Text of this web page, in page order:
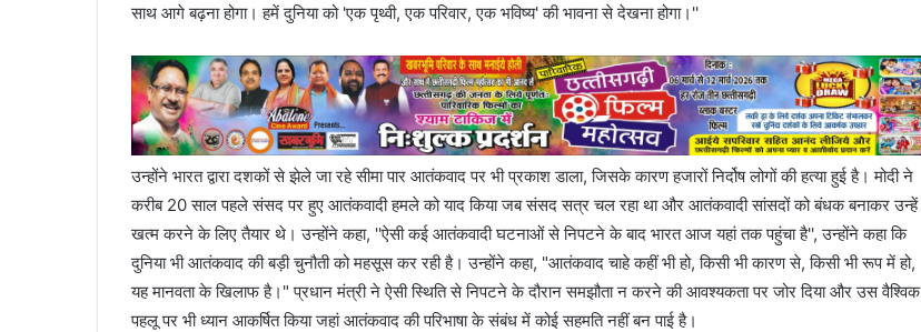
साथ आगे बढ़ना होगा। हमें दुनिया को 'एक पृथ्वी, एक परिवार, एक भविष्य' की भावना से देखना होगा।''
उन्होंने भारत द्वारा दशकों से झेले जा रहे सीमा पार आतंकवाद पर भी प्रकाश डाला, जिसके कारण हजारों निर्दोष लोगों की हत्या हुई है। मोदी ने
करीब 20 साल पहले संसद पर हुए आतंकवादी हमले को याद किया जब संसद सत्र चल रहा था और आतंकवादी सांसदों को बंधक बनाकर उन्हें
खत्म करने के लिए तैयार थे। उन्होंने कहा, ''ऐसी कई आतंकवादी घटनाओं से निपटने के बाद भारत आज यहां तक पहुंचा है'', उन्होंने कहा कि
दुनिया भी आतंकवाद की बड़ी चुनौती को महसूस कर रही है। उन्होंने कहा, "आतंकवाद चाहे कहीं भी हो, किसी भी कारण से, किसी भी रूप में हो,
यह मानवता के खिलाफ है।" प्रधान मंत्री ने ऐसी स्थिति से निपटने के दौरान समझौता न करने की आवश्यकता पर जोर दिया और उस वैश्विक
पहलू पर भी ध्यान आकर्षित किया जहां आतंकवाद की परिभाषा के संबंध में कोई सहमति नहीं बन पाई है।